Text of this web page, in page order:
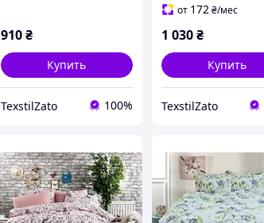
910₴
Купить
TexstilZato 100%
от 172 ₴/мес
1 030 ₴
Купить
TexstilZato